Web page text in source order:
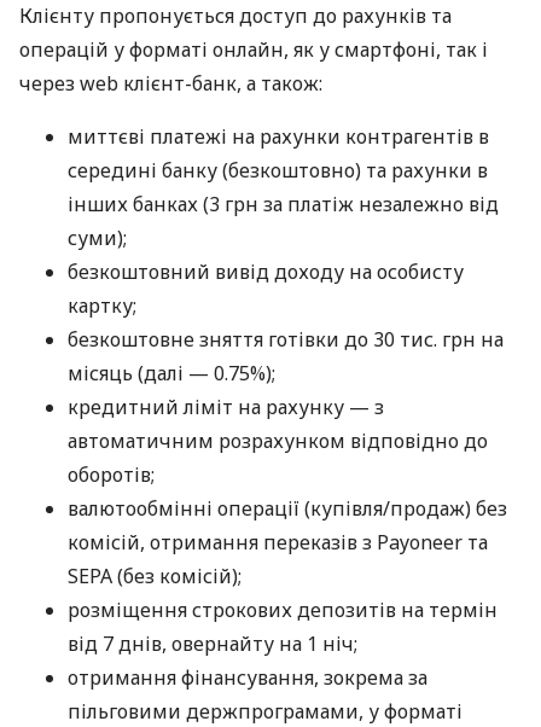
Клієнту пропонується доступ до рахунків та
операцій у форматі онлайн, як у смартфоні, так і
через web клієнт-банк, а також:
миттєві платежі на рахунки контрагентів в
середині банку (безкоштовно) та рахунки в
інших банках (3 грн за платіж незалежно від
суми);
безкоштовний вивід доходу на особисту
картку;
безкоштовне зняття готівки до 30 тис. грн на
місяць (далі — 0.75%);
кредитний ліміт на рахунку — з
автоматичним розрахунком відповідно до
оборотів;
валютообмінні операції (купівля/продаж) без
комісій, отримання переказів з Payoneer та
SEPA (без комісій);
розміщення строкових депозитів на термін
від 7 днів, овернайту на 1 ніч;
отримання фінансування, зокрема за
пільговими держпрограмами, у форматі